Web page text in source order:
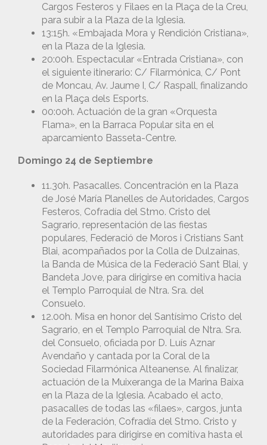
Cargos Festeros y Filaes en la Plaça de la Creu,
para subir a la Plaza de la Iglesia.
13:15h. «Embajada Mora y Rendición Cristiana»,
en la Plaza de la Iglesia.
20:00h. Espectacular «Entrada Cristiana», con
el siguiente itinerario: C/ Filarmónica, C/ Pont
de Moncau, Av. Jaume I, C/ Raspall, finalizando
en la Plaça dels Esports.
00:00h. Actuación de la gran «Orquesta
Flama», en la Barraca Popular sita en el
aparcamiento Basseta-Centre.
Domingo 24 de Septiembre
11.30h. Pasacalles. Concentración en la Plaza
de José María Planelles de Autoridades, Cargos
Festeros, Cofradía del Stmo. Cristo del
Sagrario, representación de las fiestas
populares, Federació de Moros i Cristians Sant
Blai, acompañados por la Colla de Dulzainas,
la Banda de Música de la Federació Sant Blai, y
Bandeta Jove, para dirigirse en comitiva hacia
el Templo Parroquial de Ntra. Sra. del
Consuelo.
12.00h. Misa en honor del Santísimo Cristo del
Sagrario, en el Templo Parroquial de Ntra. Sra.
del Consuelo, oficiada por D. Luís Aznar
Avendaño y cantada por la Coral de la
Sociedad Filarmónica Alteanense. Al finalizar,
actuación de la Muixeranga de la Marina Baixa
en la Plaza de la Iglesia. Acabado el acto,
pasacalles de todas las «filaes», cargos, junta
de la Federación, Cofradía del Stmo. Cristo y
autoridades para dirigirse en comitiva hasta el